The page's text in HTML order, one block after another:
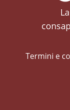
Termini e